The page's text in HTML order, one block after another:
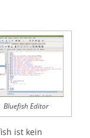
Bluefish Editor
ist kein